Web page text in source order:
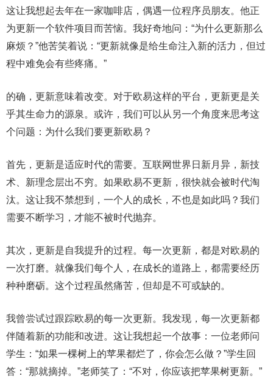
这让我想起去年在一家咖啡店，偶遇一位程序员朋友。他正
为更新一个软件项目而苦恼。我好奇地问：“为什么更新那么
麻烦？”他苦笑着说：“更新就像是给生命注入新的活力，但过
程中难免会有些疼痛。”
的确，更新意味着改变。对于欧易这样的平台，更新更是关
乎其生命力的源泉。或许，我们可以从另一个角度来思考这
个问题：为什么我们要更新欧易？
首先，更新是适应时代的需要。互联网世界日新月异，新技
术、新理念层出不穷。如果欧易不更新，很快就会被时代淘
汰。这让我不禁想到，一个人的成长，不也是如此吗？我们
需要不断学习，才能不被时代抛弃。
其次，更新是自我提升的过程。每一次更新，都是对欧易的
一次打磨。就像我们每个人，在成长的道路上，都需要经历
种种磨砺。这个过程虽然痛苦，但却是不可或缺的。
我曾尝试过跟踪欧易的每一次更新。我发现，每一次更新都
伴随着新的功能和改进。这让我想起一个故事：一位老师问
学生：“如果一棵树上的苹果都烂了，你会怎么做？”学生回
答：“那就摘掉。”老师笑了：“不对，你应该把苹果树更新。”